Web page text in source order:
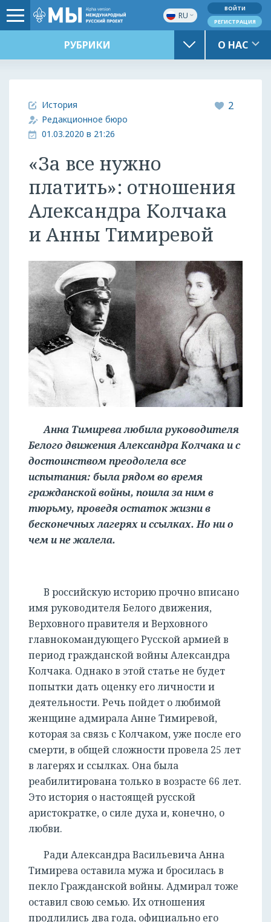
RU
ВОЙТИ
РЕГИСТРАЦИЯ
РУБРИКИ О НАС
История
Редакционное бюро
01.03.2020 в 21:26
2
«За все нужно
платить»: отношения
Александра Колчака
и Анны Тимиревой
Анна Тимирева любила руководителя
Белого движения Александра Колчака и с
достоинством преодолела все
испытания: была рядом во время
гражданской войны, пошла за ним в
тюрьму, проведя остаток жизни в
бесконечных лагерях и ссылках. Но ни о
чем и не жалела.
В российскую историю прочно вписано
имя руководителя Белого движения,
Верховного правителя и Верховного
главнокомандующего Русской армией в
период гражданской войны Александра
Колчака. Однако в этой статье не будет
попытки дать оценку его личности и
деятельности. Речь пойдет о любимой
женщине адмирала Анне Тимиревой,
которая за связь с Колчаком, уже после его
смерти, в общей сложности провела 25 лет
в лагерях и ссылках. Она была
реабилитирована только в возрасте 66 лет.
Это история о настоящей русской
аристократке, о силе духа и, конечно, о
любви.
Ради Александра Васильевича Анна
Тимирева оставила мужа и бросилась в
пекло Гражданской войны. Адмирал тоже
оставил свою семью. Их отношения
продлились два года, официально его